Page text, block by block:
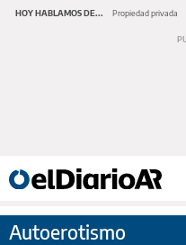
HOY HABLAMOS DE... Propiedad privada
Autoerotismo